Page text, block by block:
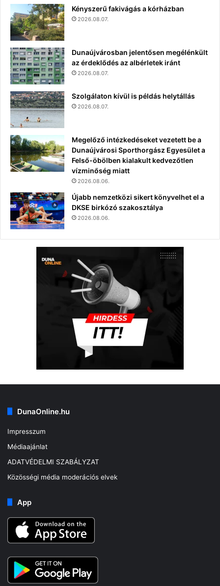
Kényszerű fakivágás a kórházban
2026.08.07.
Dunaújvárosban jelentősen megélénkült
az érdeklődés az albérletek iránt
2026.08.07.
Szolgálaton kívül is példás helytállás
2026.08.07.
Megelőző intézkedéseket vezetett be a
Dunaújvárosi Sporthorgász Egyesület a
Felső-öbölben kialakult kedvezőtlen
vízminőség miatt
2026.08.06.
Újabb nemzetközi sikert könyvelhet el a
DKSE birkózó szakosztálya
2026.08.06.
DunaOnline.hu
Impresszum
Médiaajánlat
ADATVÉDELMI SZABÁLYZAT
Közösségi média moderációs elvek
App